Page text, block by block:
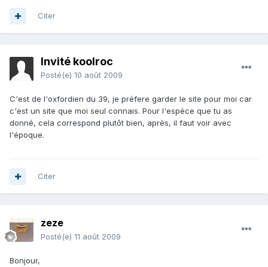
Citer
Invité koolroc
Posté(e) 10 août 2009
C'est de l'oxfordien du 39, je préfere garder le site pour moi car
c'est un site que moi seul connais. Pour l'espèce que tu as
donné, cela correspond plutôt bien, après, il faut voir avec
l'époque.
Citer
zeze
Posté(e) 11 août 2009
Bonjour,